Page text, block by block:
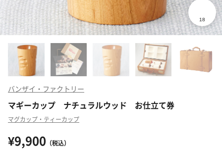
バンザイ・ファクトリー
マギーカップ ナチュラルウッド お仕立て券
マグカップ・ティーカップ
¥9,900 （税込）